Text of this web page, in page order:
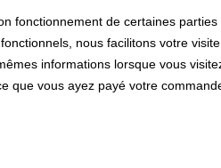
fonctionnement de certaines
nous facilitons votre
informations lorsque vous
que vous ayez payé votre